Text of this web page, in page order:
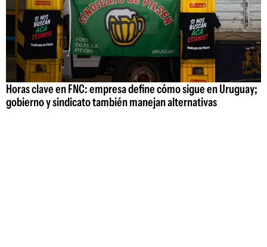
Horas clave en FNC: empresa define cómo sigue en Uruguay;
gobierno y sindicato también manejan alternativas